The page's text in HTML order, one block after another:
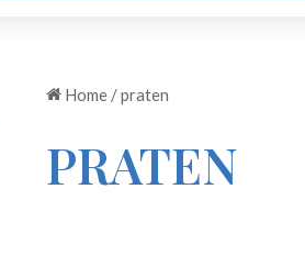
Home /praten
PRATEN